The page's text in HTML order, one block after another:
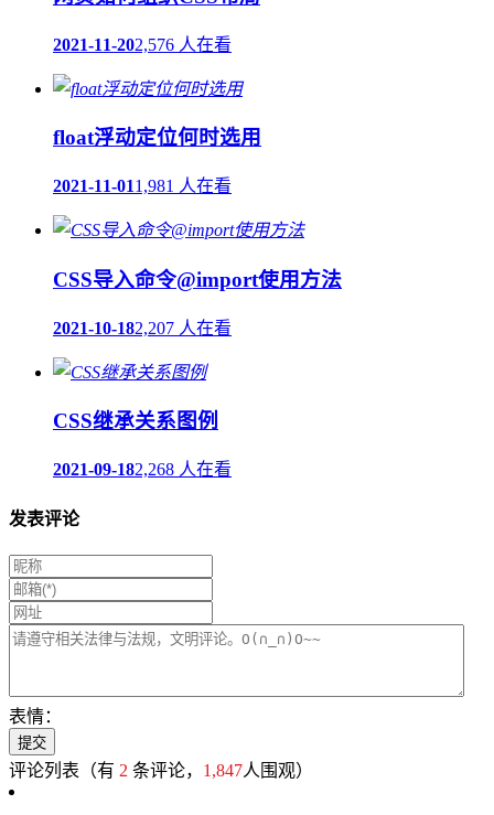
2021-11-202,576 人在看
float浮动定位何时选用
2021-11-011,981 人在看
CSS导入命令@import使用方法
2021-10-182,207 人在看
CSS继承关系图例
2021-09-182,268 人在看
发表评论
表情：
评论列表 （有 2 条评论， 1,847人围观）